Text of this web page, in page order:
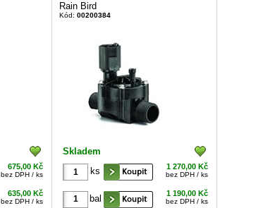
675,00 Kč
bez DPH / ks
635,00 Kč
bez DPH / ks
Rain Bird
Kód: 00200384
Skladem
ks
1 270,00 Kč
bez DPH / ks
bal 1 190,00 Kč
bez DPH / ks